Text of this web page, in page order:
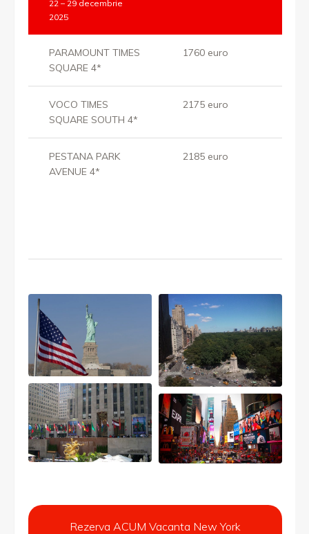
22 – 29 decembrie
2025
PARAMOUNT TIMES
SQUARE 4*
1760 euro
VOCO TIMES
SQUARE SOUTH 4*
2175 euro
PESTANA PARK
AVENUE 4*
2185 euro
Rezerva ACUM Vacanta New York